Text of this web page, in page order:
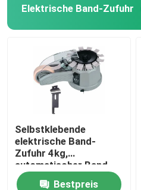
Elektrische Band-Zufuhr
Selbstklebende
elektrische Band-
Zufuhr 4kg,
automatischer Band-
Schneider Soems
Bestpreis